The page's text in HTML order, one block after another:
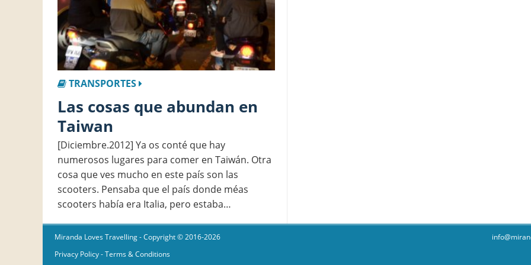
TRANSPORTES
Las cosas que abundan en
Taiwan
[Diciembre.2012] Ya os conté que hay
numerosos lugares para comer en Taiwán. Otra
cosa que ves mucho en este país son las
scooters. Pensaba que el país donde méas
scooters había era Italia, pero estaba…
Miranda Loves Travelling- Copyright © 2016-2026
Privacy Policy-Terms & Conditions